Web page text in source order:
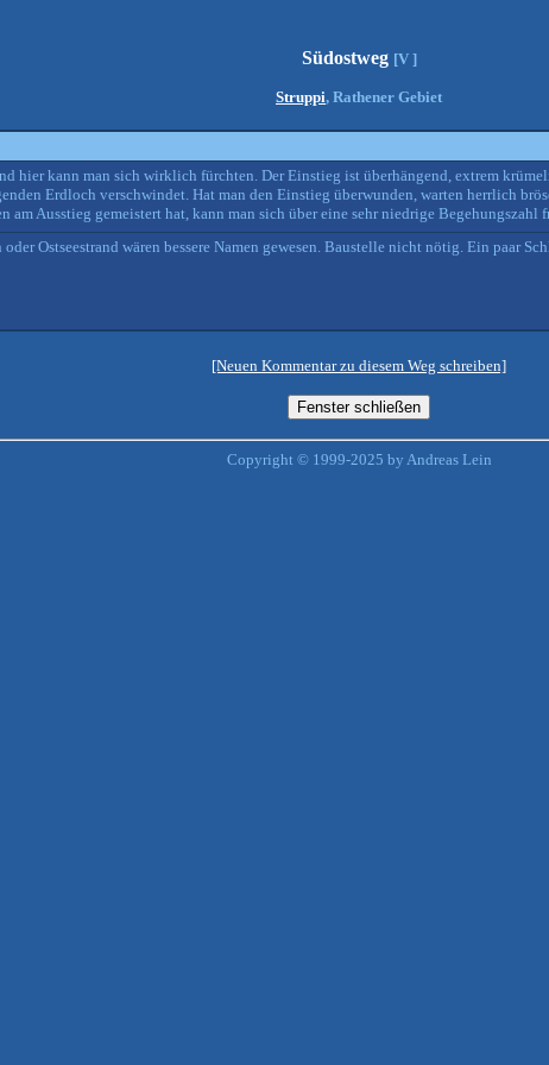
Südostweg [V ]
Struppi, Rathener Gebiet
hier kann man sich wirklich fürchten. Der Einstieg ist überhängend, extrem
Erdloch verschwindet. Hat man den Einstieg überwunden, warten herrlich
am Ausstieg gemeistert hat, kann man sich über eine sehr niedrige Begehungszahl
Ostseestrand wären bessere Namen gewesen. Baustelle nicht nötig. Ein paar
[Neuen Kommentar zu diesem Weg schreiben]
Copyright © 1999-2025 by Andreas Lein